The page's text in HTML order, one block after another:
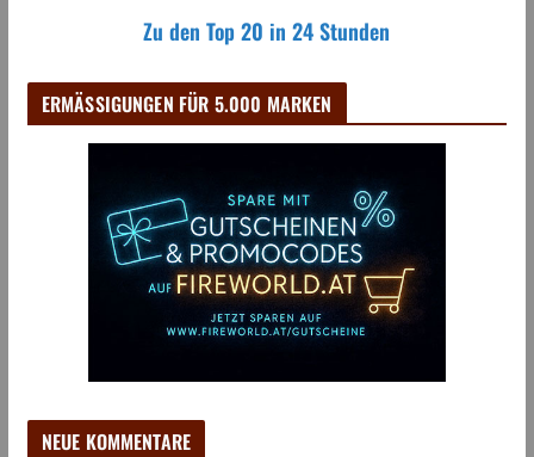
Zu den Top 20 in 24 Stunden
ERMÄSSIGUNGEN FÜR 5.000 MARKEN
NEUE KOMMENTARE